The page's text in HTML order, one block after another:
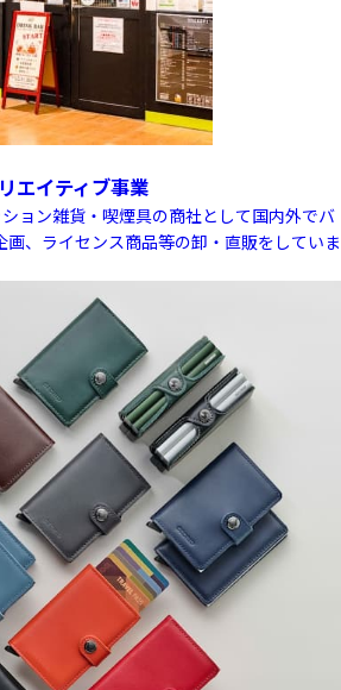
エイティブ事業
ョン雑貨・喫煙具の商社として国内外でバ
、ライセンス商品等の卸・直販をしていま